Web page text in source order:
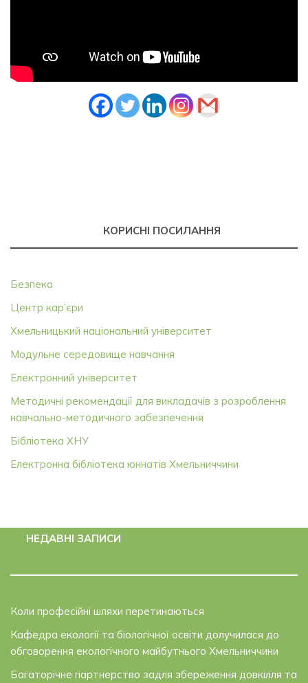
КОРИСНІ ПОСИЛАННЯ
Безпека
Центр кар’єри
Хмельницький національний університет
Модульне середовище навчання
Електронний університет
Методичні рекомендації для викладачів з розроблення
навчально-методичного забезпечення
Бібліотека ХНУ
Електронна бібліотека юннатів Хмельниччини
НЕДАВНІ ЗАПИСИ
Коли професійні шляхи перетинаються
Кафедра екології та біологічної освіти долучилася до
обговорення екологічного майбутнього Хмельниччини
Багаторічне партнерство задля збереження довкілля та